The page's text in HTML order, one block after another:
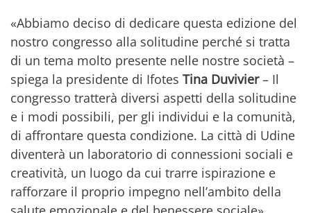
«Abbiamo deciso di dedicare questa edizione del
nostro congresso alla solitudine perché si tratta
di un tema molto presente nelle nostre società –
spiega la presidente di Ifotes Tina Duvivier– Il
congresso tratterà diversi aspetti della solitudine
e i modi possibili, per gli individui e la comunità,
di affrontare questa condizione. La città di Udine
diventerà un laboratorio di connessioni sociali e
creatività, un luogo da cui trarre ispirazione e
rafforzare il proprio impegno nell’ambito della